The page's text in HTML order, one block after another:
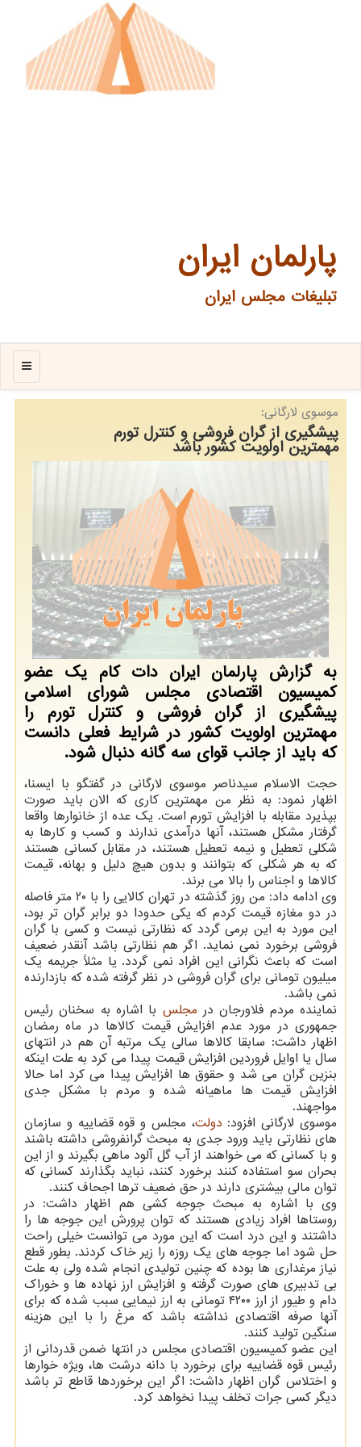
پارلمان ایران
تبلیغات مجلس ایران
منو
موسوی لارگانی:
پیشگیری از گران فروشی و كنترل تورم
مهمترین اولویت كشور باشد
به گزارش پارلمان ایران دات كام یك عضو
كمیسیون اقتصادی مجلس شورای اسلامی
پیشگیری از گران فروشی و كنترل تورم را
مهمترین اولویت كشور در شرایط فعلی دانست
كه باید از جانب قوای سه گانه دنبال شود.
حجت الاسلام سیدناصر موسوی لارگانی در گفتگو با ایسنا،
اظهار نمود: به نظر من مهمترین کاری که الان باید صورت
بپذیرد مقابله با افزایش تورم است. یک عده از خانوارها واقعا
گرفتار مشکل هستند، آنها درآمدی ندارند و کسب و کارها به
شکلی تعطیل و نیمه تعطیل هستند، در مقابل کسانی هستند
که به هر شکلی که بتوانند و بدون هیچ دلیل و بهانه، قیمت
کالاها و اجناس را بالا می برند.
وی ادامه داد: من روز گذشته در تهران کالایی را با ۲۰ متر فاصله
در دو مغازه قیمت کردم که یکی حدودا دو برابر گران تر بود،
این مورد به این برمی گردد که نظارتی نیست و کسی با گران
فروشی برخورد نمی نماید. اگر هم نظارتی باشد آنقدر ضعیف
است که باعث نگرانی این افراد نمی گردد. یا مثلاً جریمه یک
میلیون تومانی برای گران فروشی در نظر گرفته شده که بازدارنده
نمی باشد.
نماینده مردم فلاورجان در مجلس با اشاره به سخنان رئیس
جمهوری در مورد عدم افزایش قیمت کالاها در ماه رمضان
اظهار داشت: سابقا کالاها سالی یک مرتبه آن هم در انتهای
سال یا اوایل فروردین افزایش قیمت پیدا می کرد به علت اینکه
بنزین گران می شد و حقوق ها افزایش پیدا می کرد اما حالا
افزایش قیمت ها ماهیانه شده و مردم با مشکل جدی
مواجهند.
موسوی لارگانی افزود: دولت، مجلس و قوه قضاییه و سازمان
های نظارتی باید ورود جدی به مبحث گرانفروشی داشته باشند
و با کسانی که می خواهند از آب گل آلود ماهی بگیرند و از این
بحران سو استفاده کنند برخورد کنند، نباید بگذارند کسانی که
توان مالی بیشتری دارند در حق ضعیف ترها اجحاف کنند.
وی با اشاره به مبحث جوجه کشی هم اظهار داشت: در
روستاها افراد زیادی هستند که توان پرورش این جوجه ها را
داشتند و این درد است که این مورد می توانست خیلی راحت
حل شود اما جوجه های یک روزه را زیر خاک کردند. بطور قطع
نیاز مرغداری ها بوده که چنین تولیدی انجام شده ولی به علت
بی تدبیری های صورت گرفته و افزایش ارز نهاده ها و خوراک
دام و طیور از ارز ۴۲۰۰ تومانی به ارز نیمایی سبب شده که برای
آنها صرفه اقتصادی نداشته باشد که مرغ را با این هزینه
سنگین تولید کنند.
این عضو کمیسیون اقتصادی مجلس در انتها ضمن قدردانی از
رئیس قوه قضاییه برای برخورد با دانه درشت ها، ویژه خوارها
و اختلاس گران اظهار داشت: اگر این برخوردها قاطع تر باشد
دیگر کسی جرات تخلف پیدا نخواهد کرد.